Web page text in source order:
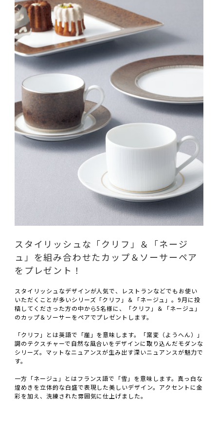
スタイリッシュな「クリフ」＆「ネージ
ュ」を組み合わせたカップ＆ソーサーペア
をプレゼント！
スタイリッシュなデザインが人気で、レストランなどでもお使い
いただくことが多いシリーズ「クリフ」＆「ネージュ」。9月に投
稿してくださった方の中から5名様に、「クリフ」＆「ネージュ」
のカップ＆ソーサーをペアでプレゼントします。
「クリフ」とは英語で「崖」を意味します。「窯変（ようへん）」
調のテクスチャーで自然な風合いをデザインに取り込んだモダンな
シリーズ。マットなニュアンスが生み出す深いニュアンスが魅力で
す。
一方「ネージュ」とはフランス語で「雪」を意味します。真っ白な
煌めきを立体的な白盛で表現した美しいデザイン。アクセントに金
彩を加え、洗練された雰囲気に仕上げました。